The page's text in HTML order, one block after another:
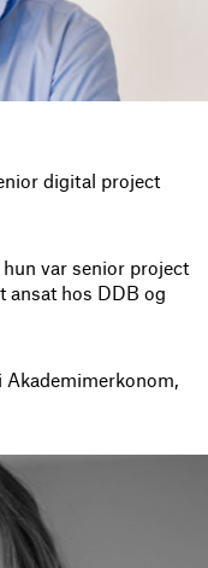
digital project
var senior project
ansat hos DDB og
Akademimerkonom,